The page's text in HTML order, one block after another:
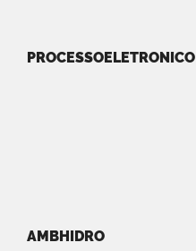
PROCESSOELETRONICO
AMBHIDRO